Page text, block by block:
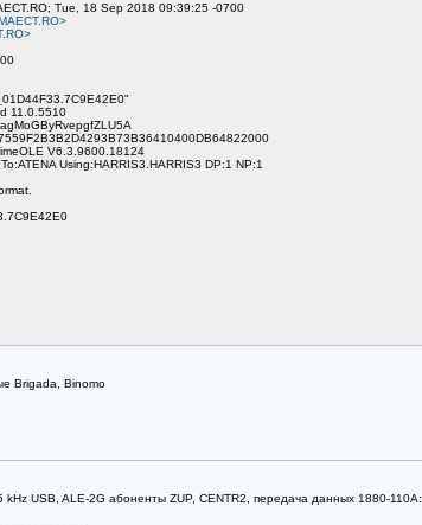
Tue, 18 Sep 2018 09:39:25 -0700
11.0.5510
V6.3.9600.18124
Using:HARRIS3.HARRIS3 DP:1 NP:1
Brigada, Binomo
USB, ALE-2G абоненты ZUP, CENTR2, передача данных 1880-110A: